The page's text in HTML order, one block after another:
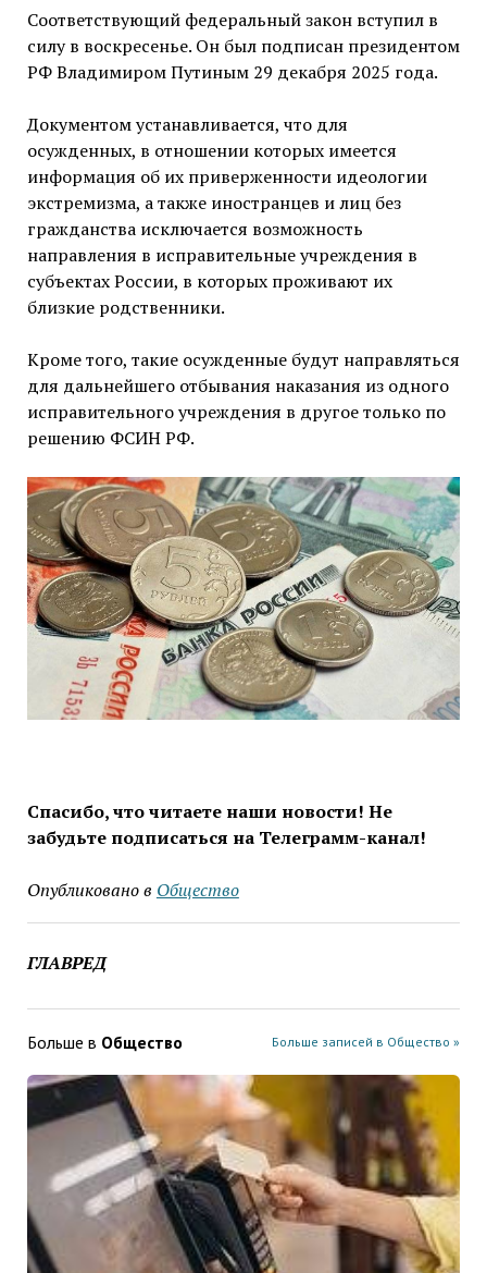
Соответствующий федеральный закон вступил в
силу в воскресенье. Он был подписан президентом
РФ Владимиром Путиным 29 декабря 2025 года.
Документом устанавливается, что для
осужденных, в отношении которых имеется
информация об их приверженности идеологии
экстремизма, а также иностранцев и лиц без
гражданства исключается возможность
направления в исправительные учреждения в
субъектах России, в которых проживают их
близкие родственники.
Кроме того, такие осужденные будут направляться
для дальнейшего отбывания наказания из одного
исправительного учреждения в другое только по
решению ФСИН РФ.
Спасибо, что читаете наши новости! Не
забудьте подписаться на Телеграмм-канал!
Опубликовано в Общество
ГЛАВРЕД
Больше в Общество Больше записей в Общество »